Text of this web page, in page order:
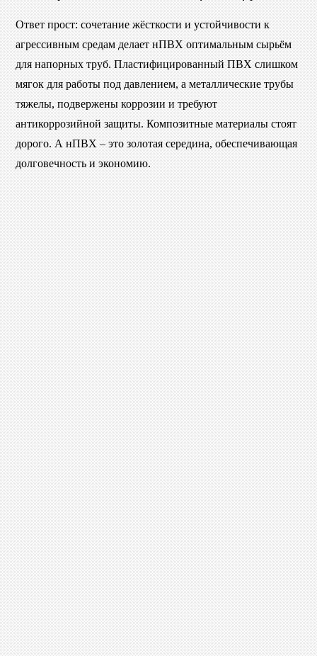
Ответ прост: сочетание жёсткости и устойчивости к
агрессивным средам делает нПВХ оптимальным сырьём
для напорных труб. Пластифицированный ПВХ слишком
мягок для работы под давлением, а металлические трубы
тяжелы, подвержены коррозии и требуют
антикоррозийной защиты. Композитные материалы стоят
дорого. А нПВХ – это золотая середина, обеспечивающая
долговечность и экономию.